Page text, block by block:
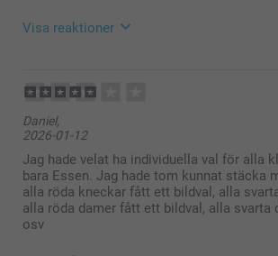
Vi förstår att priset kan upplevas
våra produkter tillverkas individuellt
Vi hoppas att du får mycket glädje
♠️♥️
Kirsi @smartphoto
Visa reaktioner
13:11
det kul med spelkort med egna
Vi önskar dig en fin dag!
Varma hälsningar,
Pernilla @smartphoto
Daniel,
2026-01-12
Jag hade velat ha individuella val för alla
bara Essen. Jag hade tom kunnat stäcka
alla röda kneckar fått ett bildval, alla
alla röda damer fått ett bildval, alla svarta
osv